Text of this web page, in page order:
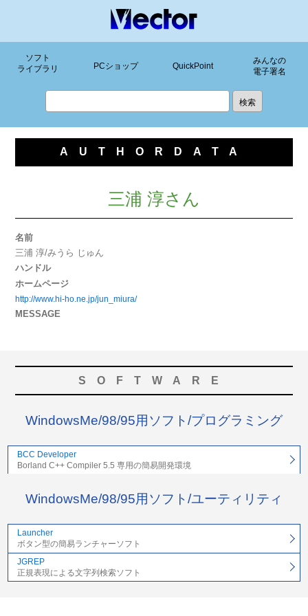
ソフト
ライブラリ
PCショップ QuickPoint
みんなの
電子署名
AUTHORDATA
三浦 淳さん
名前
三浦 淳/みうら じゅん
ハンドル
ホームページ
http://www.hi-ho.ne.jp/jun_miura/
MESSAGE
SOFTWARE
WindowsMe/98/95用ソフト/プログラミング
BCC Developer
Borland C++ Compiler 5.5 専用の簡易開発環境
WindowsMe/98/95用ソフト/ユーティリティ
Launcher
ボタン型の簡易ランチャーソフト
JGREP
正規表現による文字列検索ソフト